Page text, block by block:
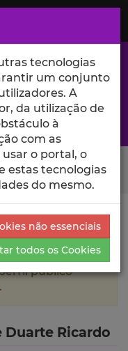
no Iscte
Duarte Ricardo
público
Duarte Ricardo
tecnologias
um conjunto
A
da utilização de
à
com as
o portal, o
estas tecnologias
do mesmo.
não essenciais
todos os Cookies